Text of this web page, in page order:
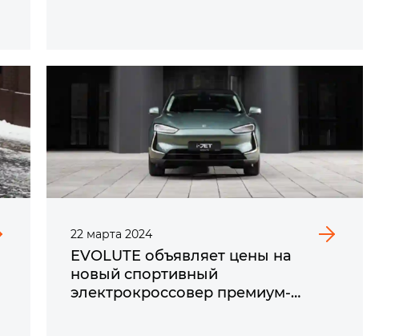
22 марта 2024
EVOLUTE объявляет цены на
новый спортивный
электрокроссовер премиум-